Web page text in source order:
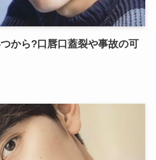
から?口唇口蓋裂や事故の可